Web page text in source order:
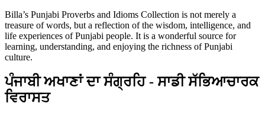
Billa’s Punjabi Proverbs and Idioms Collection is not merely a
treasure of words, but a reflection of the wisdom, intelligence, and
life experiences of Punjabi people. It is a wonderful source for
learning, understanding, and enjoying the richness of Punjabi
culture.
ਪੰਜਾਬੀ ਅਖਾਣਾਂ ਦਾ ਸੰਗ੍ਰਹਿ - ਸਾਡੀ ਸੱਭਿਆਚਾਰਕ
ਵਿਰਾਸਤ